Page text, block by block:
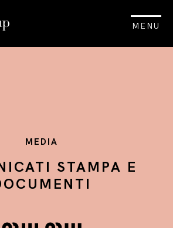
MENU
MEDIA
STAMPA E